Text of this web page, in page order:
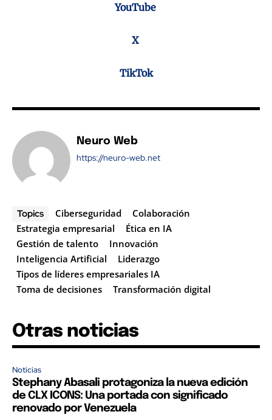
YouTube
X
TikTok
Neuro Web
https://neuro-web.net
Topics Ciberseguridad
Colaboración
Estrategia empresarial
Ética en IA
Gestión de talento
Innovación
Inteligencia Artificial
Liderazgo
Tipos de líderes empresariales IA
Toma de decisiones
Transformación digital
Otras noticias
Noticias
Stephany Abasali protagoniza la nueva edición
de CLX ICONS: Una portada con significado
renovado por Venezuela